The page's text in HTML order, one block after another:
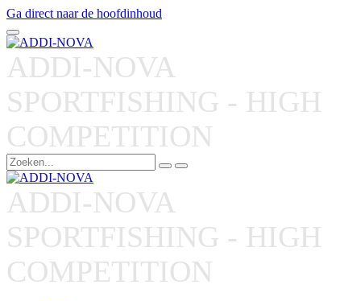
Ga direct naar de hoofdinhoud
ADDI-NOVA
SPORTFISHING - HIGH
COMPETITION
ADDI-NOVA
SPORTFISHING - HIGH
COMPETITION